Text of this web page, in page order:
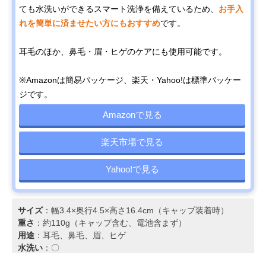
ても水洗いができるスマート洗浄を備えているため、 お手入
れを簡単に済ませたい方にもおすすめです。
耳毛のほか、鼻毛・眉・ヒゲのケアにも使用可能です。
※Amazonは簡易パッケージ、楽天・Yahoo!は標準パッケー
ジです。
Amazonで見る
楽天市場で見る
Yahoo!で見る
サイズ：幅3.4×奥行4.5×高さ16.4cm（キャップ装着時）
重さ ：約110g（キャップ含む、電池含まず）
用途 ：耳毛、鼻毛、眉、ヒゲ
水洗い ：〇